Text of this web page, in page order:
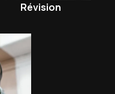
Révision